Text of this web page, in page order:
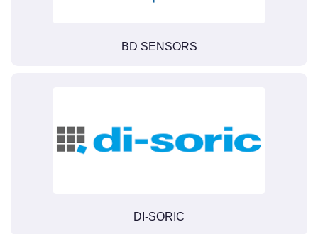
BD SENSORS
DI-SORIC